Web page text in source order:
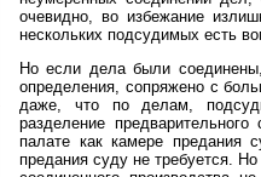
очевидно, во избежание
нескольких подсудимых есть
Но если дела были
определения, сопряжено с
даже, что по делам,
разделение
палате как камере предания
предания суду не требуется.